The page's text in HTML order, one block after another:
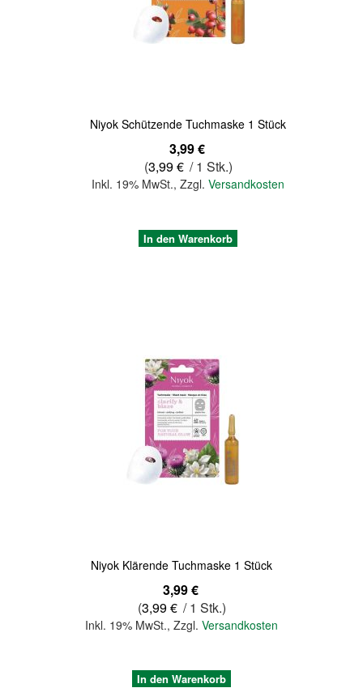
Niyok Schützende Tuchmaske 1 Stück
3,99 €
(3,99 € / 1 Stk.)
Inkl. 19% MwSt.,Zzgl.Versandkosten
In den Warenkorb
Niyok Klärende Tuchmaske 1 Stück
3,99 €
(3,99 € / 1 Stk.)
Inkl. 19% MwSt., Zzgl. Versandkosten
In den Warenkorb